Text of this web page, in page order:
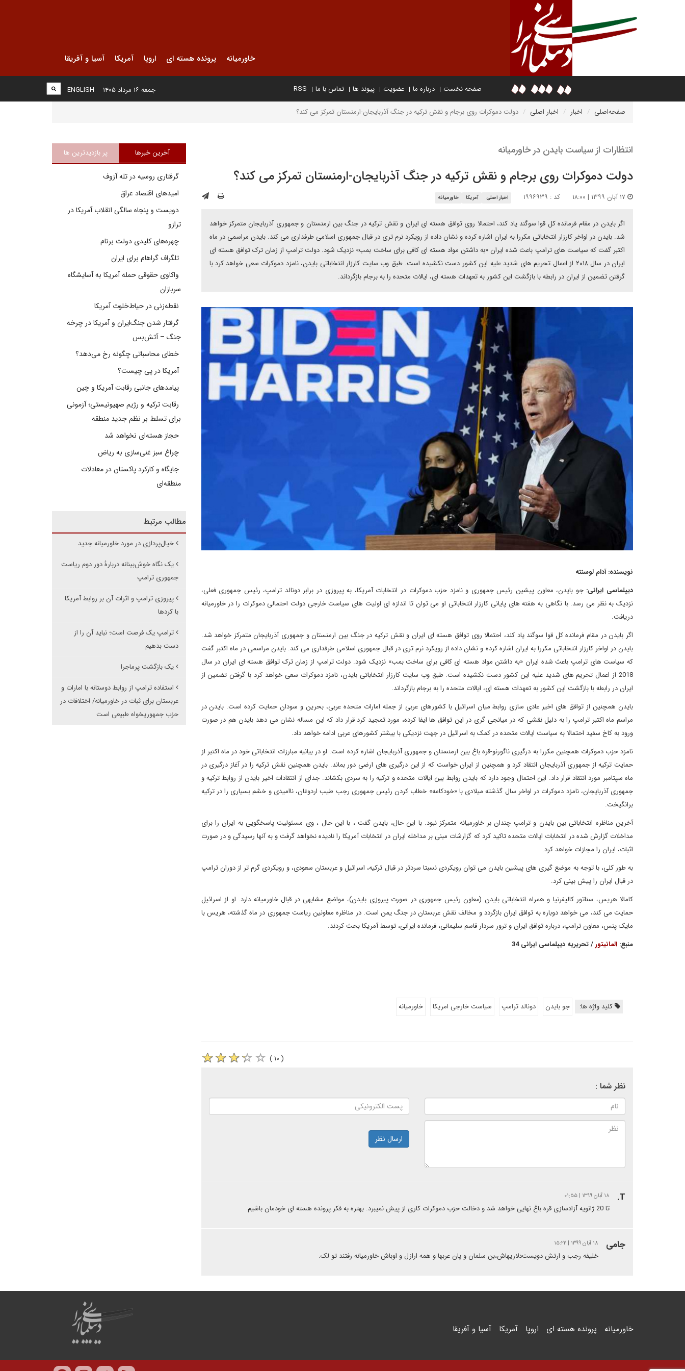
خاورمیانه پرونده هسته ای اروپا آمریکا آسیا و آفریقا
صفحه نخست درباره ما عضویت پیوند ها تماس با ما RSS
ENGLISH جمعه ۱۶ مرداد ۱۴۰۵
صفحه‌اصلی اخبار اخبار اصلی دولت دموکرات روی برجام و نقش ترکیه در جنگ آذربایجان-ارمنستان تمرکز می کند؟
انتظارات از سیاست بایدن در خاورمیانه ​​​​​​​
دولت دموکرات روی برجام و نقش ترکیه در جنگ آذربایجان-ارمنستان تمرکز می کند؟
کد : ۱۹۹۶۹۳۹ اخبار اصلی آمریکا خاورمیانه
اگر بایدن در مقام فرمانده کل قوا سوگند یاد کند، احتمالا روی توافق هسته ای ایران و نقش ترکیه در جنگ بین ارمنستان و جمهوری آذربایجان متمرکز خواهد
شد. بایدن در اواخر کارزار انتخاباتی مکررا به ایران اشاره کرده و نشان داده از رویکرد نرم تری در قبال جمهوری اسلامی طرفداری می کند. بایدن مراسمی در ماه
اکتبر گفت که سیاست های ترامپ باعث شده ایران «به داشتن مواد هسته ای کافی برای ساخت بمب» نزدیک شود. دولت ترامپ از زمان ترک توافق هسته ای
ایران در سال ۲۰۱۸ از اعمال تحریم های شدید علیه این کشور دست نکشیده است. طبق وب سایت کارزار انتخاباتی بایدن، نامزد دموکرات سعی خواهد کرد با
گرفتن تضمین از ایران در رابطه با بازگشت این کشور به تعهدات هسته ای، ایالات متحده را به برجام بازگرداند.
نویسنده: آدام لوسنته
دیپلماسی ایرانی:جو بایدن، معاون پیشین رئیس جمهوری و نامزد حزب دموکرات در انتخابات آمریکا، به پیروزی در برابر دونالد ترامپ، رئیس جمهوری فعلی،
نزدیک به نظر می رسد. با نگاهی به هفته های پایانی کارزار انتخاباتی او می توان تا اندازه ای اولیت های سیاست خارجی دولت احتمالی دموکرات را در خاورمیانه
دریافت.
اگر بایدن در مقام فرمانده کل قوا سوگند یاد کند، احتمالا روی توافق هسته ای ایران و نقش ترکیه در جنگ بین ارمنستان و جمهوری آذربایجان متمرکز خواهد شد.
بایدن در اواخر کارزار انتخاباتی مکررا به ایران اشاره کرده و نشان داده از رویکرد نرم تری در قبال جمهوری اسلامی طرفداری می کند. بایدن مراسمی در ماه اکتبر گفت
که سیاست های ترامپ باعث شده ایران «به داشتن مواد هسته ای کافی برای ساخت بمب» نزدیک شود. دولت ترامپ از زمان ترک توافق هسته ای ایران در سال
2018 از اعمال تحریم های شدید علیه این کشور دست نکشیده است. طبق وب سایت کارزار انتخاباتی بایدن، نامزد دموکرات سعی خواهد کرد با گرفتن تضمین از
ایران در رابطه با بازگشت این کشور به تعهدات هسته ای، ایالات متحده را به برجام بازگرداند.
بایدن همچنین از توافق های اخیر عادی سازی روابط میان اسرائیل با کشورهای عربی از جمله امارات متحده عربی، بحرین و سودان حمایت کرده است. بایدن در
مراسم ماه اکتبر ترامپ را به دلیل نقشی که در میانجی گری در این توافق ها ایفا کرده، مورد تمجید کرد قرار داد که این مساله نشان می دهد بایدن هم در صورت
ورود به کاخ سفید احتمالا به سیاست ایالات متحده در کمک به اسرائیل در جهت نزدیکی با بیشتر کشورهای عربی ادامه خواهد داد.
نامزد حزب دموکرات همچنین مکررا به درگیری ناگورنو-قره باغ بین ارمنستان و جمهوری آذربایجان اشاره کرده است. او در بیانیه مبارزات انتخاباتی خود در ماه اکتبر از
حمایت ترکیه از جمهوری آذربایجان انتقاد کرد و همچنین از ایران خواست که از این درگیری های ارضی دور بماند. بایدن همچنین نقش ترکیه را در آغاز درگیری در
ماه سپتامبر مورد انتقاد قرار داد. این احتمال وجود دارد که بایدن روابط بین ایالات متحده و ترکیه را به سردی بکشاند. جدای از انتقادات اخیر بایدن از روابط ترکیه و
جمهوری آذربایجان، نامزد دموکرات در اواخر سال گذشته میلادی با «خودکامه» خطاب کردن رئیس جمهوری رجب طیب اردوغان، ناامیدی و خشم بسیاری را در ترکیه
برانگیخت.
آخرین مناظره انتخاباتی بین بایدن و ترامپ چندان بر خاورمیانه متمرکز نبود. با این حال، بایدن گفت ، با این حال ، وی مسئولیت پاسخگویی به ایران را برای
مداخلات گزارش شده در انتخابات ایالات متحده تاکید کرد که گزارشات مبنی بر مداخله ایران در انتخابات آمریکا را نادیده نخواهد گرفت و به آنها رسیدگی و در صورت
اثبات، ایران را مجازات خواهد کرد.
به طور کلی، با توجه به موضع گیری های پیشین بایدن می توان رویکردی نسبتا سردتر در قبال ترکیه، اسرائیل و عربستان سعودی، و رویکردی گرم تر از دوران ترامپ
در قبال ایران را پیش بینی کرد.
کامالا هریس، سناتور کالیفرنیا و همراه انتخاباتی بایدن (معاون رئیس جمهوری در صورت پیروزی بایدن)، مواضع مشابهی در قبال خاورمیانه دارد. او از اسرائیل
حمایت می کند، می خواهد دوباره به توافق ایران بازگردد و مخالف نقش عربستان در جنگ یمن است. در مناظره معاونین ریاست جمهوری در ماه گذشته، هریس با
مایک پنس، معاون ترامپ، درباره توافق ایران و ترور سردار قاسم سلیمانی، فرمانده ایرانی، توسط آمریکا بحث کردند.
منبع: المانیتور/ تحریریه دیپلماسی ایرانی 34
کلید واژه ها: جو بایدن دونالد ترامپ سیاست خارجی امریکا خاورمیانه
( ۱۰ )
نظر شما :
ارسال نظر
T. ۱۸ آبان ۱۳۹۹ | ۰۱:۵۵
تا 20 ژانویه آزادسازی قره باغ نهایی خواهد شد و دخالت حزب دموکرات کاری از پیش نمیبرد. بهتره به فکر پرونده هسته ای خودمان باشیم
جامی ۱۸ آبان ۱۳۹۹ | ۱۵:۲۲
خلیفه رجب و ارتش دویست‌دلاریهاش،بن سلمان و پان عربها و همه ارازل و اوباش خاورمیانه رفتند تو لک.
آخرین خبرها پر بازدیدترین ها
گرفتاری روسیه در تله آزوف
امیدهای اقتصاد عراق
دویست و پنجاه سالگی انقلاب آمریکا در
ترازو
چهره‌های کلیدی دولت برنام
تلگراف گراهام برای ایران
واکاوی حقوقی حمله آمریکا به آسایشگاه
سربازان
نقطه‌زنی در حیاط‌خلوت آمریکا
گرفتار شدن جنگ‌ایران و آمریکا در چرخه
جنگ – آتش‌بس
خطای محاسباتی چگونه رخ می‌دهد؟
آمریکا در پی چیست؟
پیامدهای جانبی رقابت آمریکا و چین
رقابت ترکیه و رژیم صهیونیستی؛ آزمونی
برای تسلط بر نظم جدید منطقه
حجاز هسته‌ای نخواهد شد
چراغ سبز غنی‌سازی به ریاض
جایگاه و کارکرد پاکستان در معادلات
منطقه‌ای
مطالب مرتبط
خیال‌پردازی در مورد خاورمیانه جدید
یک نگاه خوش‌بینانه دربارهٔ دور دوم ریاست
جمهوری ترامپ
پیروزی ترامپ و اثرات آن بر روابط آمریکا
با کردها
ترامپ یک فرصت است؛ نباید آن را از
دست بدهیم
یک بازگشت پر‌ماجرا
استفاده ترامپ از روابط دوستانه با امارات و
عربستان برای ثبات در خاورمیانه/ اختلافات در
حزب جمهوریخواه طبیعی است
خاورمیانه پرونده هسته ای اروپا آمریکا آسیا و آفریقا